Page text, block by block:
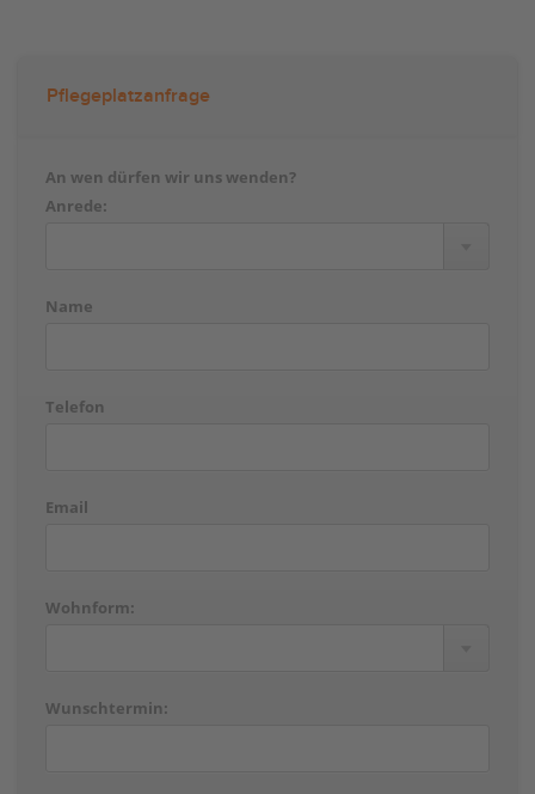
Pflegeplatzanfrage
An wen dürfen wir uns wenden?
Anrede:
Name
Telefon
Email
Wohnform:
Wunschtermin: